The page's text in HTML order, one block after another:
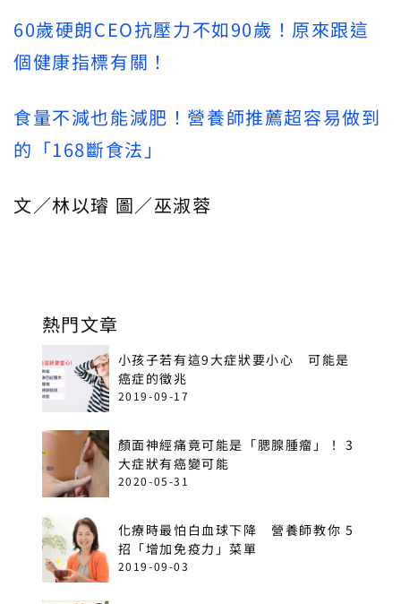
60歲硬朗CEO抗壓力不如90歲！原來跟這
個健康指標有關！
食量不減也能減肥！營養師推薦超容易做到
的「168斷食法」
文／林以璿 圖／巫淑蓉
熱門文章
小孩子若有這9大症狀要小心 可能是
癌症的徵兆
2019-09-17
顏面神經痛竟可能是「腮腺腫瘤」！ 3
大症狀有癌變可能
2020-05-31
化療時最怕白血球下降 營養師教你 5
招「增加免疫力」菜單
2019-09-03